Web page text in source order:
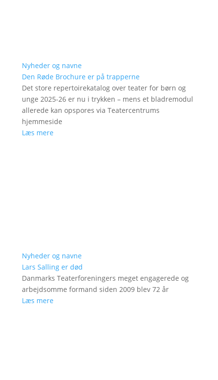
Nyheder og navne
Den Røde Brochure er på trapperne
Det store repertoirekatalog over teater for børn og
unge 2025-26 er nu i trykken – mens et bladremodul
allerede kan opspores via Teatercentrums
hjemmeside
Læs mere
Nyheder og navne
Lars Salling er død
Danmarks Teaterforeningers meget engagerede og
arbejdsomme formand siden 2009 blev 72 år
Læs mere